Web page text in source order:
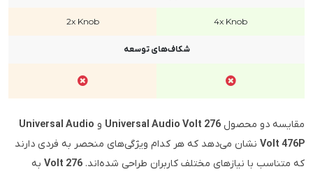
4x Knob
2x Knob
شکاف‌های توسعه
مقایسه دو محصول Universal Audio Volt 276 و Universal Audio
Volt 476P نشان می‌دهد که هر کدام ویژگی‌های منحصر به فردی دارند
که متناسب با نیازهای مختلف کاربران طراحی شده‌اند. Volt 276 به